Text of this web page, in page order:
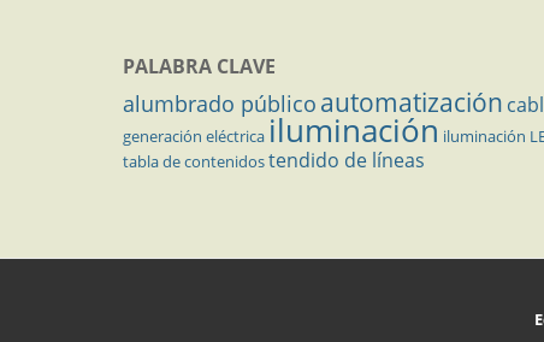
PALABRA CLAVE
alumbrado público automatización
generación eléctrica iluminación iluminación
tabla de contenidostendido de líneas